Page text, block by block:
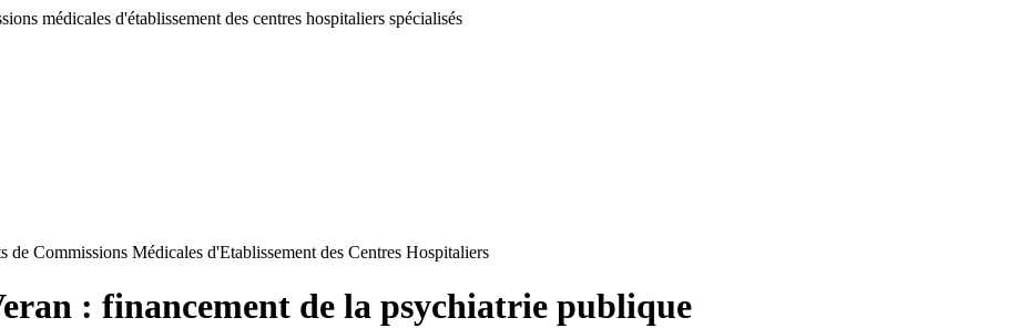
médicales d'établissement des centres hospitaliers spécialisés
Commissions Médicales d'Etablissement des Centres Hospitaliers
: financement de la psychiatrie publique